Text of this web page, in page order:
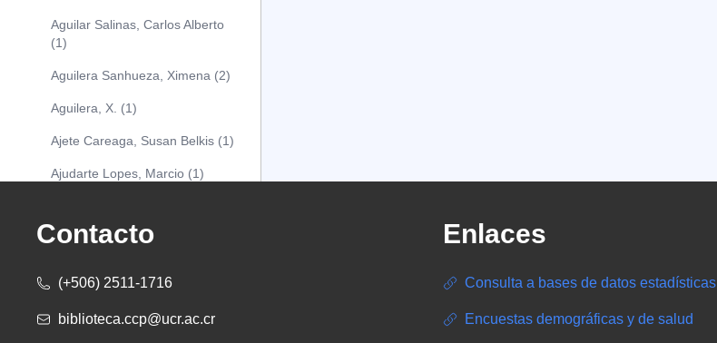
Aguilar Salinas, Carlos Alberto
(1)
Aguilera Sanhueza, Ximena (2)
Aguilera, X. (1)
Ajete Careaga, Susan Belkis (1)
Ajudarte Lopes, Marcio (1)
(1)
Albareda Tiana (1)
Alcócer Alfaro, Diana (1)
Contacto
(+506) 2511-1716
biblioteca.ccp@ucr.ac.cr
Enlaces
Consulta a bases de datos estadísticas
Encuestas demográficas y de salud